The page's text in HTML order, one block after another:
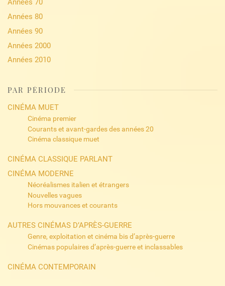
Années 70
Années 80
Années 90
Années 2000
Années 2010
PAR PÉRIODE
CINÉMA MUET
Cinéma premier
Courants et avant-gardes des années 20
Cinéma classique muet
CINÉMA CLASSIQUE PARLANT
CINÉMA MODERNE
Néoréalismes italien et étrangers
Nouvelles vagues
Hors mouvances et courants
AUTRES CINÉMAS D’APRÈS-GUERRE
Genre, exploitation et cinéma bis d’après-guerre
Cinémas populaires d’après-guerre et inclassables
CINÉMA CONTEMPORAIN